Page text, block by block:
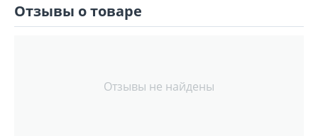
Отзывы о товаре
Отзывы не найдены